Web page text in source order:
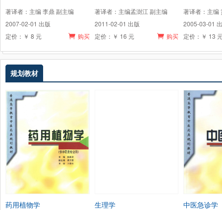
著译者：主编 李鼎 副主编
2007-02-01 出版
购买
定价：￥ 8 元
著译者：主编孟澍江 副主编
2011-02-01 出版
购买
定价：￥ 16 元
著译者：主编
2005-03-01
定价：￥ 13
规划教材
药用植物学 生理学 中医急诊学